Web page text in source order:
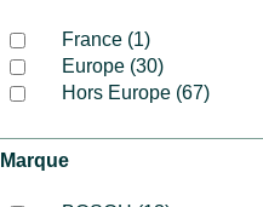
France (1)
Europe (30)
Hors Europe (67)
Marque